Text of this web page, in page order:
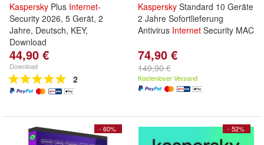
Kaspersky Plus Internet-
Security 2026, 5 Gerät, 2
Jahre, Deutsch, KEY,
Download
44,90 €
Download
2
Kaspersky Standard 10 Geräte
2 Jahre Sofortlieferung
Antivirus Internet Security MAC
74,90 €
149,90 €
Kostenloser Versand
- 60% - 52%